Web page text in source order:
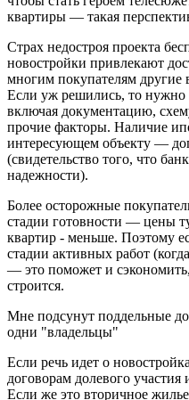
квартиры — такая
Страх недостроя проекта
новостройки привлекают
многим покупателям другие
Если уж решились, то нужно
включая документацию,
прочие факторы. Наличие
интересующем объекту —
(свидетельство того, что
надежности).
Более осторожные
стадии готовности — цены
квартир - меньше. Поэтому
стадии активных работ
— это поможет и
строится.
Мне подсунут поддельные
одни "владельцы"
Если речь идет о
договорам долевого
Если же это вторичное